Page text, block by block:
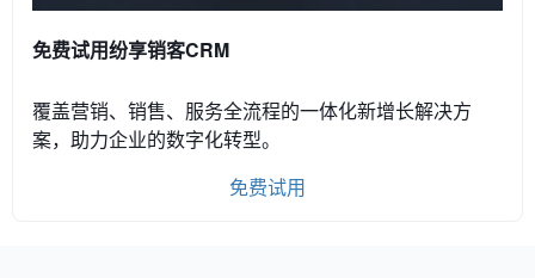
免费试用纷享销客CRM
覆盖营销、销售、服务全流程的一体化新增长解决方
案，助力企业的数字化转型。
免费试用